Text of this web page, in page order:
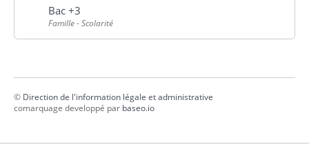
Bac +3
Famille - Scolarité
© Direction de l'information légale et administrative
comarquage developpé par baseo.io